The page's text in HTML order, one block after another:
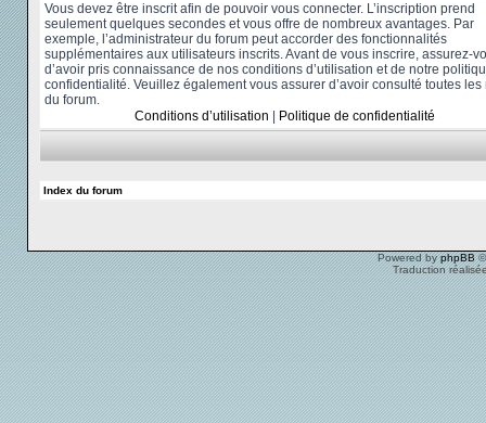
Vous devez être inscrit afin de pouvoir vous connecter. L’inscription prend
seulement quelques secondes et vous offre de nombreux avantages. Par
exemple, l’administrateur du forum peut accorder des fonctionnalités
supplémentaires aux utilisateurs inscrits. Avant de vous inscrire, assurez-
d’avoir pris connaissance de nos conditions d’utilisation et de notre
confidentialité. Veuillez également vous assurer d’avoir consulté toutes les
du forum.
Conditions d’utilisation
Politique de confidentialité
Index du forum
Powered byphpBB©
Traduction